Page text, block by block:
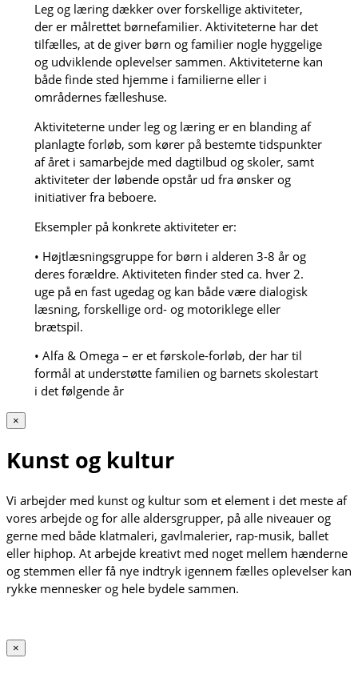
Leg og læring dækker over forskellige aktiviteter,
der er målrettet børnefamilier. Aktiviteterne har det
tilfælles, at de giver børn og familier nogle hyggelige
og udviklende oplevelser sammen. Aktiviteterne kan
både finde sted hjemme i familierne eller i
områdernes fælleshuse.
Aktiviteterne under leg og læring er en blanding af
planlagte forløb, som kører på bestemte tidspunkter
af året i samarbejde med dagtilbud og skoler, samt
aktiviteter der løbende opstår ud fra ønsker og
initiativer fra beboere.
Eksempler på konkrete aktiviteter er:
• Højtlæsningsgruppe for børn i alderen 3-8 år og
deres forældre. Aktiviteten finder sted ca. hver 2.
uge på en fast ugedag og kan både være dialogisk
læsning, forskellige ord- og motoriklege eller
brætspil.
• Alfa & Omega – er et førskole-forløb, der har til
formål at understøtte familien og barnets skolestart
i det følgende år
×
Kunst og kultur
Vi arbejder med kunst og kultur som et element i det meste af
vores arbejde og for alle aldersgrupper, på alle niveauer og
gerne med både klatmaleri, gavlmalerier, rap-musik, ballet
eller hiphop. At arbejde kreativt med noget mellem hænderne
og stemmen eller få nye indtryk igennem fælles oplevelser kan
rykke mennesker og hele bydele sammen.
×